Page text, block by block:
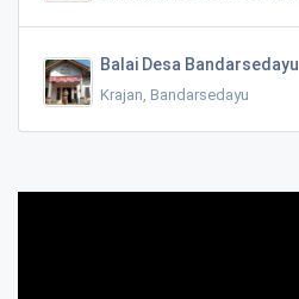
Balai Desa Bandarsedayu
Krajan, Bandarsedayu